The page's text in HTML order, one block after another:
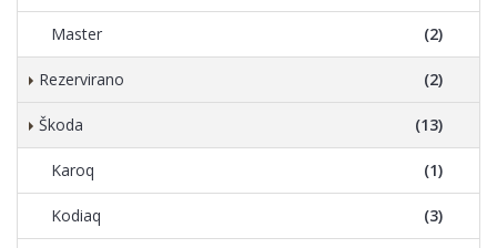
Master (2)
Rezervirano (2)
Škoda (13)
Karoq (1)
Kodiaq (3)